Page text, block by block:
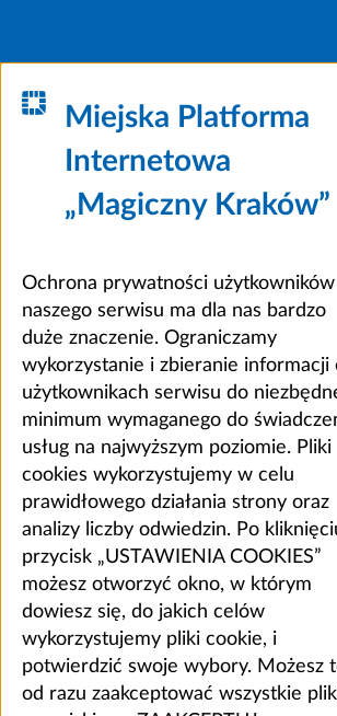
Miejska Platforma
Internetowa
„Magiczny Kraków”
Ochrona prywatności użytkowników
naszego serwisu ma dla nas bardzo
duże znaczenie. Ograniczamy
wykorzystanie i zbieranie informacji
użytkownikach serwisu do
minimum wymaganego do
usług na najwyższym poziomie. Pliki
cookies wykorzystujemy w celu
prawidłowego działania strony oraz
analizy liczby odwiedzin. Po
przycisk „USTAWIENIA COOKIES”
możesz otworzyć okno, w którym
dowiesz się, do jakich celów
wykorzystujemy pliki cookie, i
potwierdzić swoje wybory. Możesz
od razu zaakceptować wszystkie